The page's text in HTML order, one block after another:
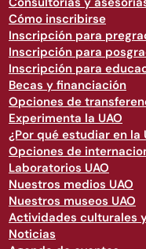
Cómo inscribirse
Inscripción para
Inscripción para
Inscripción para
Becas y financiación
Opciones de
Experimenta la UAO
¿Por qué estudiar en la
Opciones de
Laboratorios UAO
Nuestros medios UAO
Nuestros museos UAO
Actividades culturales
Noticias